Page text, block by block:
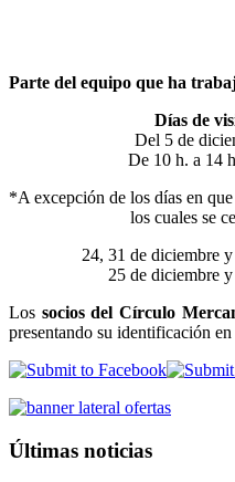
Parte del equipo que ha
Días de
Del 5 de
De 10 h. a 14
*A excepción de los días en
los cuales se
24, 31 de diciembre
25 de diciembre
Los socios del Círculo
presentando su identificación en
Últimas noticias